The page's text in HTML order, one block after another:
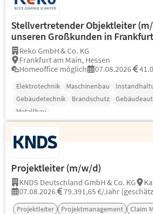
Stellvertretender Objektleiter
unseren Großkunden in
Reko GmbH & Co. KG
Frankfurt am Main, Hessen
Homeoffice möglich
07.08.2026
Elektrotechnik Maschinenbau
Gebäudetechnik
Brandschutz
Metallbau
Projektleiter (m/w/d)
KNDS Deutschland GmbH & Co. KG
07.08.2026
79.391,65 €/Jahr
Projektleiter Projektmanagement
Claim